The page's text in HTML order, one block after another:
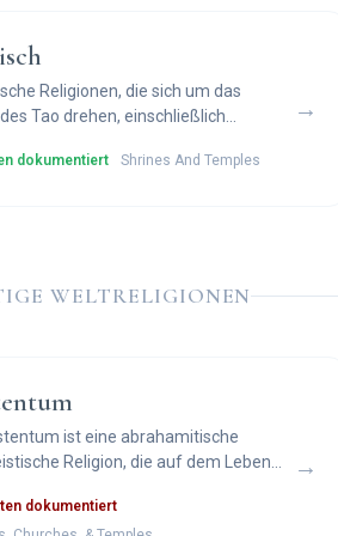
Religionen, die sich um das
Tao drehen, einschließlich
dokumentiert Shrines And Temples
→
WELTRELIGIONEN
ist eine abrahamitische
Religion, die auf dem Leben
Kathedralen dienen als heilige Orte
dokumentiert
→